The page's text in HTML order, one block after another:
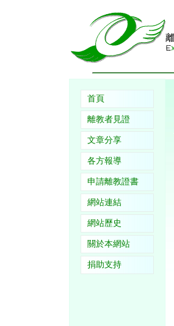
首頁
離教者見證
文章分享
各方報導
申請離教證書
網站連結
網站歷史
關於本網站
捐助支持